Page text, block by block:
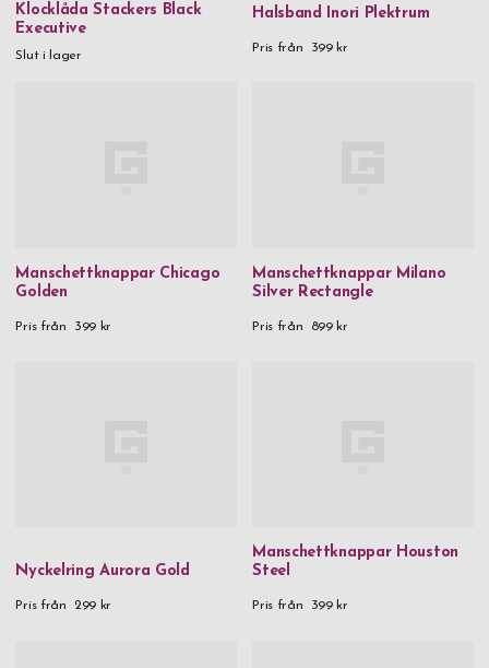
Klocklåda Stackers Black
Executive
Slut i lager
Halsband Inori Plektrum
Pris från 399 kr
Manschettknappar Chicago
Golden
Pris från 399 kr
Manschettknappar Milano
Silver Rectangle
Pris från 899 kr
Nyckelring Aurora Gold
Pris från 299 kr
Manschettknappar Houston
Steel
Pris från 399 kr